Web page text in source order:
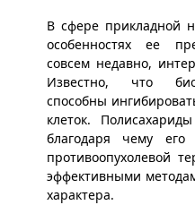
В сфере прикладной
особенностях ее
совсем недавно,
Известно, что
способны
клеток.
благодаря чему
противоопухолевой
эффективными
характера.